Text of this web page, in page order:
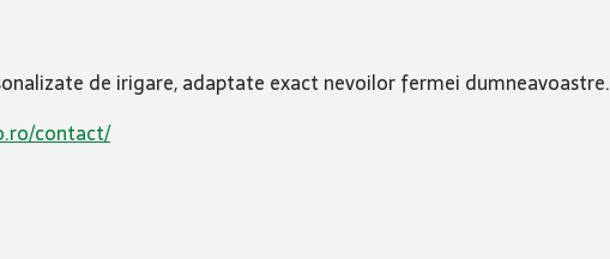
de irigare, adaptate exact nevoilor fermei dumneavoastre.
contact/